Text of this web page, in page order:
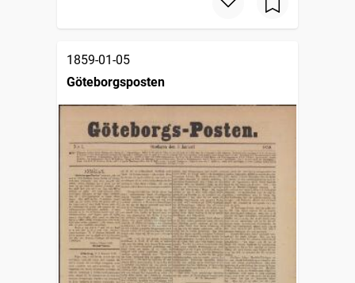
1859-01-05
Göteborgsposten